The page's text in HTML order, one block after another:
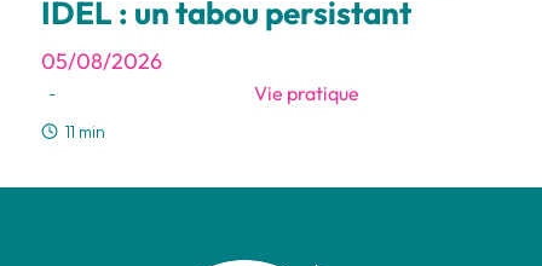
IDEL : un tabou persistant
05/08/2026
- Vie pratique
11 min